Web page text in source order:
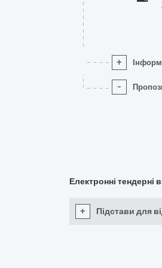
+
-
Електронні тендерні
+ Підстави для